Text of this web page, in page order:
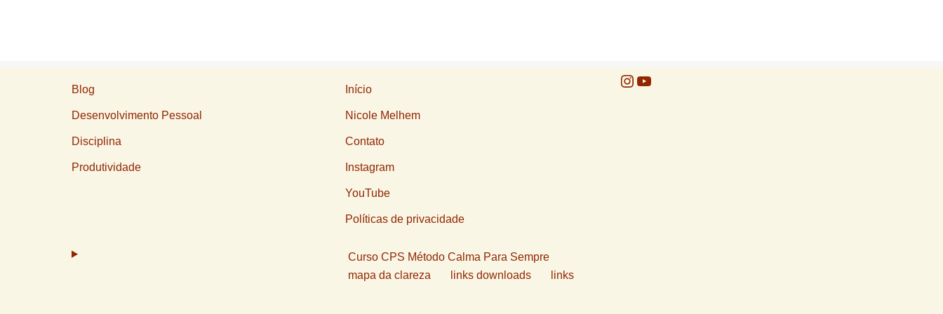
Blog
Desenvolvimento Pessoal
Disciplina
Produtividade
Início
Nicole Melhem
Contato
Instagram
YouTube
Políticas de privacidade
Curso CPS Método Calma Para Sempre
mapa da clareza
links downloads links